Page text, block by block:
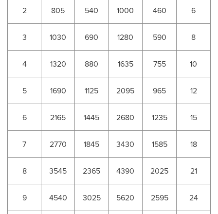
2 805 540 1000 460 6
3 1030 690 1280 590 8
4 1320 880 1635 755 10
5 1690 1125 2095 965 12
6 2165 1445 2680 1235 15
7 2770 1845 3430 1585 18
8 3545 2365 4390 2025 21
9 4540 3025 5620 2595 24